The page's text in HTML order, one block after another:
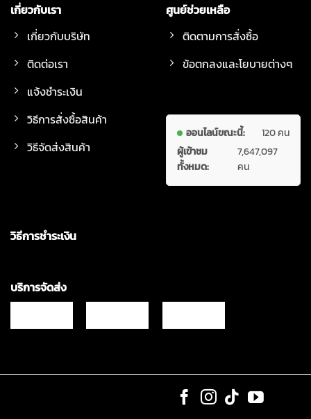
เกี่ยวกับเรา
เกี่ยวกับบริษัท
ติดต่อเรา
แจ้งชำระเงิน
วิธีการสั่งซื้อสินค้า
วิธีจัดส่งสินค้า
ศูนย์ช่วยเหลือ
ติดตามการสั่งซื้อ
ข้อตกลงและโยบายต่างๆ
ออนไลน์ขณะนี้:
120 คน
ผู้เข้าชม
ทั้งหมด:
7,647,097
คน
วิธีการชำระเงิน
บริการจัดส่ง